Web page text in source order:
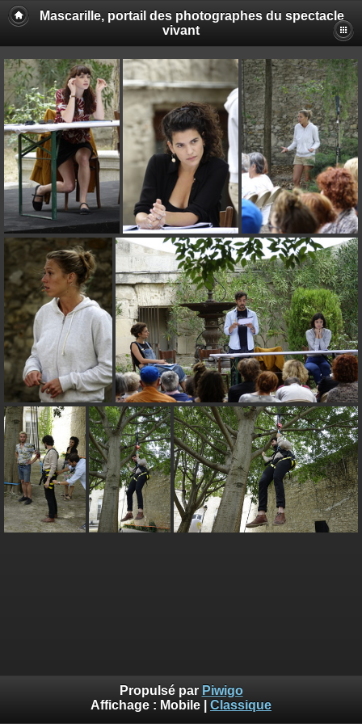
Mascarille, portail des photographes du spectacle
vivant
Propulsé par Piwigo
Affichage : Mobile Classique